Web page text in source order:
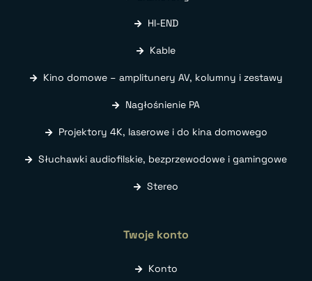
HI-END
Kable
Kino domowe – amplitunery AV, kolumny i zestawy
Nagłośnienie PA
Projektory 4K, laserowe i do kina domowego
Słuchawki audiofilskie, bezprzewodowe i gamingowe
Stereo
Twoje konto
Konto